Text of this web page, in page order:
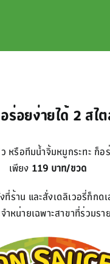
อร่อยง่ายได้ 2 สไ
หรือทีมน้ำจิ้มหมูกระทะ ก็อ
เพียง 119 บาท/ขวด
ที่ร้าน และสั่งเดลิเวอรี่ก็กด
ำหน่ายเฉพาะสาขาที่ร่วมรา